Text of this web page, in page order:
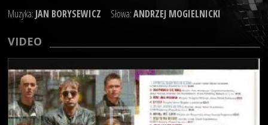
Muzyka: JAN BORYSEWICZ Słowa:ANDRZEJ MOGIELNICKI
VIDEO